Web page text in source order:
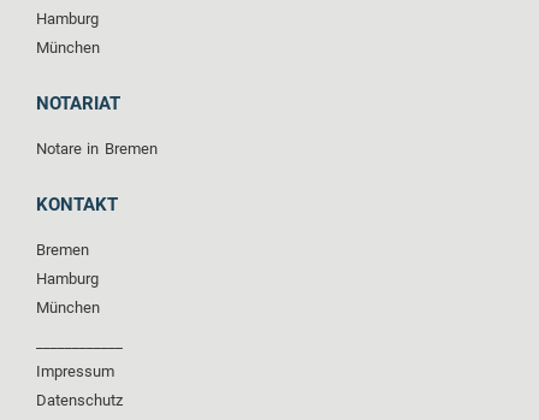
Hamburg
München
NOTARIAT
Notare in Bremen
KONTAKT
Bremen
Hamburg
München
Impressum
Datenschutz